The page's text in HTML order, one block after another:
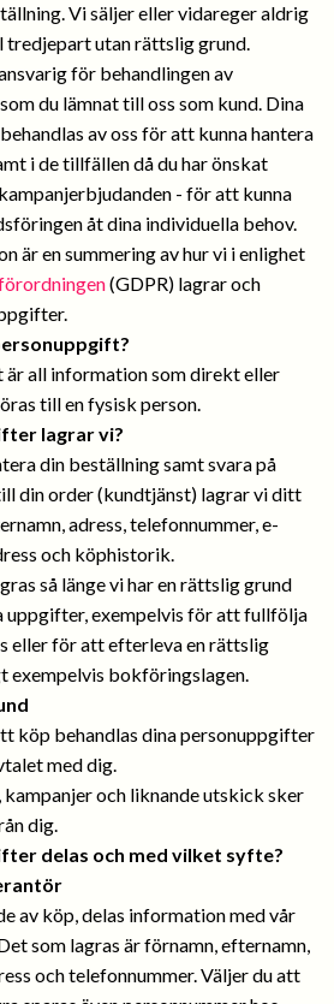
Vi säljer eller vidareger aldrig
utan rättslig grund.
för behandlingen av
du lämnat till oss som kund. Dina
av oss för att kunna hantera
i de tillfällen då du har önskat
- för att kunna
åt dina individuella behov.
är en summering av hur vi i enlighet
(GDPR) lagrar och
är all information som direkt eller
till en fysisk person.
lagrar vi?
din beställning samt svara på
din order (kundtjänst) lagrar vi ditt
adress, telefonnummer, e-
och köphistorik.
så länge vi har en rättslig grund
uppgifter, exempelvis för att fullfölja
eller för att efterleva en rättslig
exempelvis bokföringslagen.
köp behandlas dina personuppgifter
med dig.
och liknande utskick sker
dig.
delas och med vilket syfte?
av köp, delas information med vår
som lagras är förnamn, efternamn,
och telefonnummer. Väljer du att